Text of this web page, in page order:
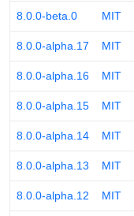
8.0.0-beta.0 MIT
8.0.0-alpha.17 MIT
8.0.0-alpha.16 MIT
8.0.0-alpha.15 MIT
8.0.0-alpha.14 MIT
8.0.0-alpha.13 MIT
8.0.0-alpha.12 MIT